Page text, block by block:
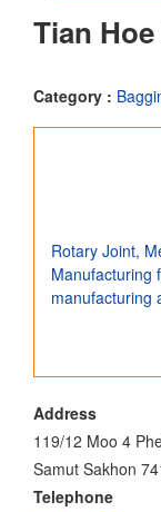
Tian
Category :
Rotary Joint,
Manufacturing
manufacturing
Address
119/12 Moo 4
Samut Sakhon
Telephone